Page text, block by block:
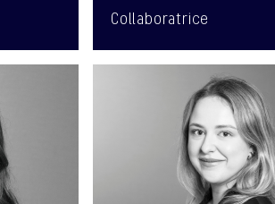
Collaboratrice